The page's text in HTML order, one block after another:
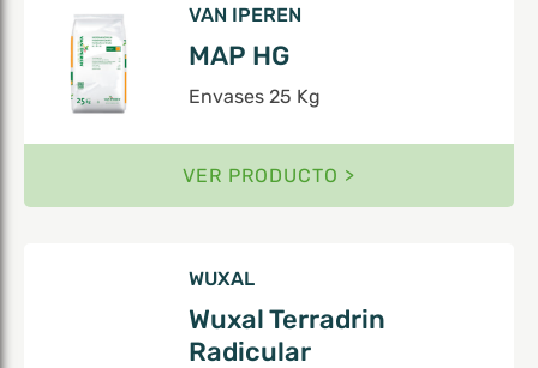
VAN IPEREN
MAP HG
Envases 25 Kg
VER PRODUCTO >
WUXAL
Wuxal Terradrin
Radicular